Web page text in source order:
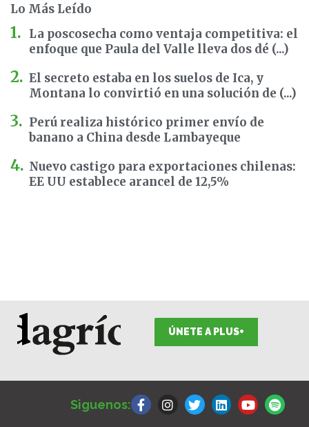
Lo Más Leído
La poscosecha como ventaja competitiva: el
enfoque que Paula del Valle lleva dos dé (...)
El secreto estaba en los suelos de Ica, y
Montana lo convirtió en una solución de (...)
Perú realiza histórico primer envío de
banano a China desde Lambayeque
Nuevo castigo para exportaciones chilenas:
EE UU establece arancel de 12,5%
ÚNETE A PLUS+
Siguenos:
a
c
n
s
w
i
i
n
o
u
p
o